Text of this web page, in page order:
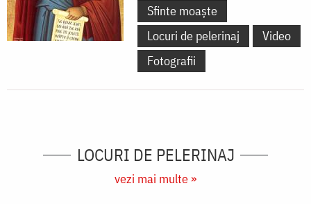
Sfinte moaște
Locuri de pelerinaj
Video
Fotografii
LOCURI DE PELERINAJ
vezi mai multe »